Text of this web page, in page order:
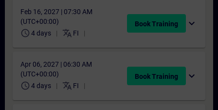
Feb 16, 2027 | 07:30 AM
(UTC+00:00)
schedule 4 days translate FI
Book Training expand_more
Apr 06, 2027 | 06:30 AM
(UTC+00:00)
schedule 4 days translate FI
Book Training expand_more